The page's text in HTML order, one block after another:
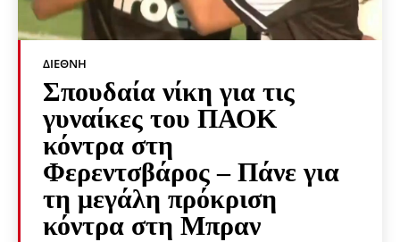
ΔΙΕΘΝΉ
Σπουδαία νίκη για τις
γυναίκες του ΠΑΟΚ
κόντρα στη
Φερεντσβάρος – Πάνε για
τη μεγάλη πρόκριση
κόντρα στη Μπραν